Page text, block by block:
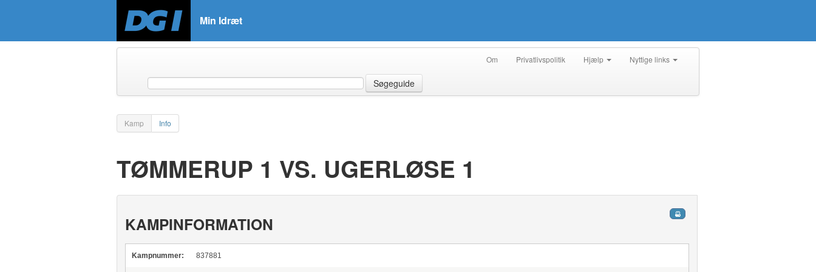
Min Idræt
Om Privatlivspolitik Hjælp Nyttige links
Søgeguide
Kamp Info
TØMMERUP 1 VS. UGERLØSE 1
KAMPINFORMATION
Kampnummer: 837881